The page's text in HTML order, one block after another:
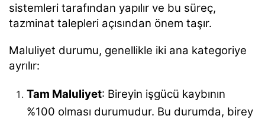
sistemleri tarafından yapılır ve bu süreç,
tazminat talepleri açısından önem taşır.
Maluliyet durumu, genellikle iki ana kategoriye
ayrılır:
Tam Maluliyet: Bireyin işgücü kaybının
%100 olması durumudur. Bu durumda, birey